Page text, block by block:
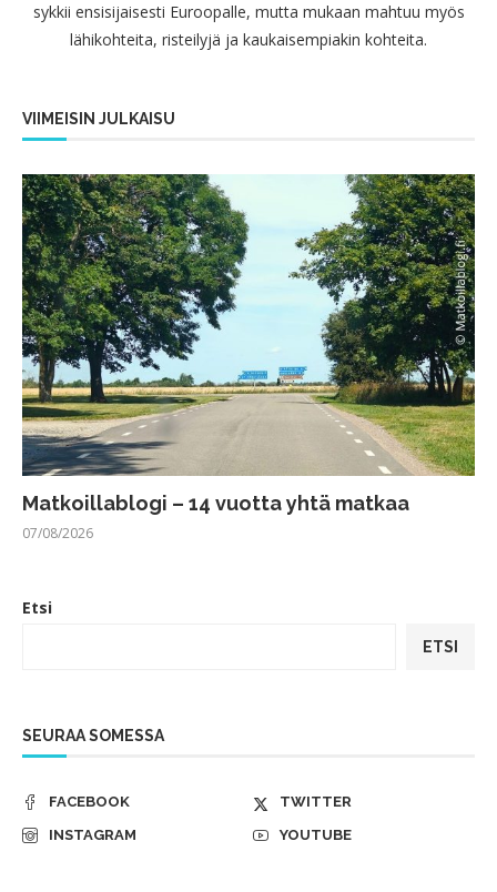
sykkii ensisijaisesti Euroopalle, mutta mukaan mahtuu myös
lähikohteita, risteilyjä ja kaukaisempiakin kohteita.
VIIMEISIN JULKAISU
Matkoillablogi – 14 vuotta yhtä matkaa
07/08/2026
Etsi
ETSI
SEURAA SOMESSA
FACEBOOK
TWITTER
INSTAGRAM
YOUTUBE